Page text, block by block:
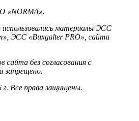
«NORMA».
материалы ЭСС
ЭСС «Buxgalter PRO», сайта
сайта без согласования с
запрещено.
Все права защищены.